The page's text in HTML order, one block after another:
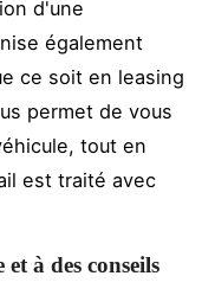
d'une
également
ce soit en leasing
permet de vous
tout en
est traité avec
à des conseils